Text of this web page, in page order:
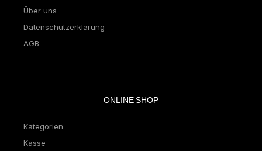
Über uns
Datenschutzerklärung
AGB
ONLINE SHOP
Kategorien
Kasse